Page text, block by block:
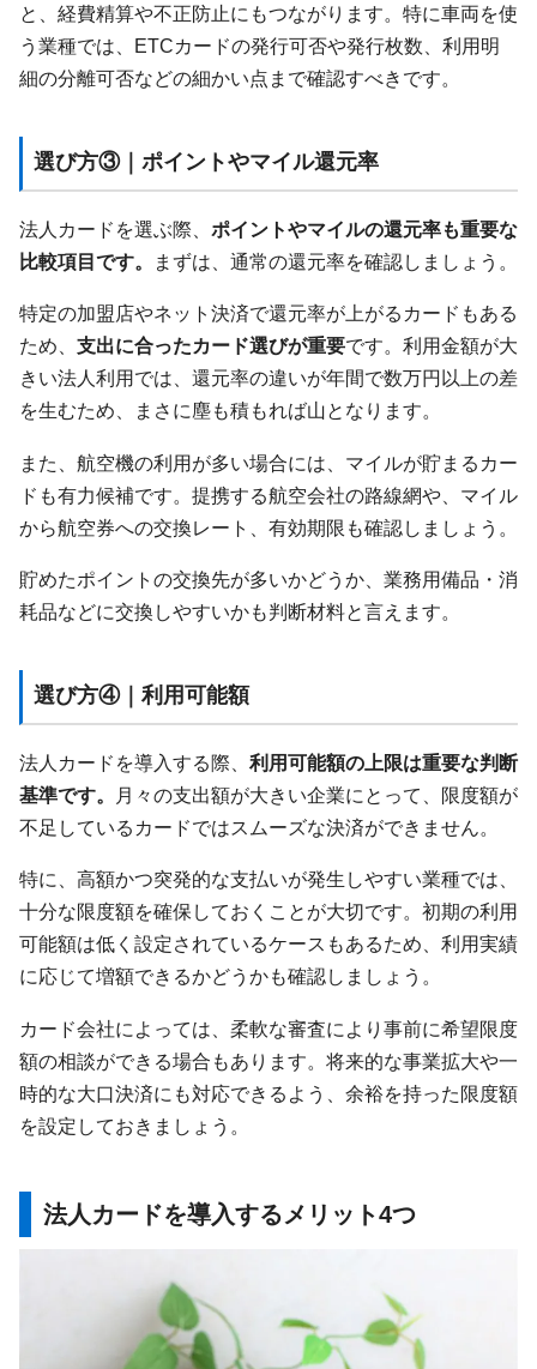
と、経費精算や不正防止にもつながります。特に車両を使
う業種では、ETCカードの発行可否や発行枚数、利用明
細の分離可否などの細かい点まで確認すべきです。
選び方③｜ポイントやマイル還元率
法人カードを選ぶ際、 ポイントやマイルの還元率も重要な
比較項目です。
まずは、通常の還元率を確認しましょう。
特定の加盟店やネット決済で還元率が上がるカードもある
ため、 支出に合ったカード選びが重要です。利用金額が大
きい法人利用では、還元率の違いが年間で数万円以上の差
を生むため、まさに塵も積もれば山となります。
また、航空機の利用が多い場合には、マイルが貯まるカー
ドも有力候補です。提携する航空会社の路線網や、マイル
から航空券への交換レート、有効期限も確認しましょう。
貯めたポイントの交換先が多いかどうか、業務用備品・消
耗品などに交換しやすいかも判断材料と言えます。
選び方④｜利用可能額
法人カードを導入する際、 利用可能額の上限は重要な判断
基準です。
月々の支出額が大きい企業にとって、限度額が
不足しているカードではスムーズな決済ができません。
特に、高額かつ突発的な支払いが発生しやすい業種では、
十分な限度額を確保しておくことが大切です。初期の利用
可能額は低く設定されているケースもあるため、利用実績
に応じて増額できるかどうかも確認しましょう。
カード会社によっては、柔軟な審査により事前に希望限度
額の相談ができる場合もあります。将来的な事業拡大や一
時的な大口決済にも対応できるよう、余裕を持った限度額
を設定しておきましょう。
法人カードを導入するメリット4つ